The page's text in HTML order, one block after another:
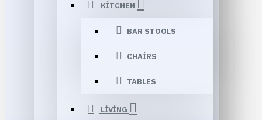
KITCHEN
BAR STOOLS
CHAIRS
TABLES
LIVING